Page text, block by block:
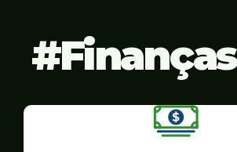
Finanças